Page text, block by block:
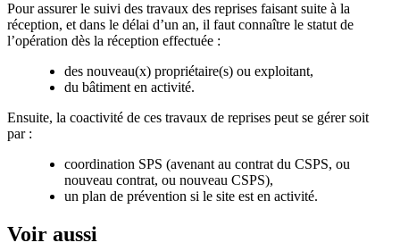
Pour assurer le suivi des travaux des reprises faisant suite à la
réception, et dans le délai d’un an, il faut connaître le statut de
l’opération dès la réception effectuée :
des nouveau(x) propriétaire(s) ou exploitant,
du bâtiment en activité.
Ensuite, la coactivité de ces travaux de reprises peut se gérer soit
par :
coordination SPS (avenant au contrat du CSPS, ou
nouveau contrat, ou nouveau CSPS),
un plan de prévention si le site est en activité.
Voir aussi